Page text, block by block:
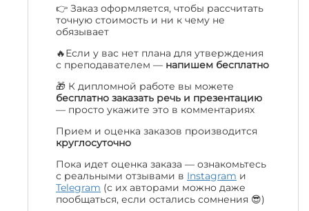
👉 Заказ оформляется, чтобы рассчитать
точную стоимость и ни к чему не
обязывает
🔥Если у вас нет плана для утверждения
с преподавателем — напишем бесплатно
🎁 К дипломной работе вы можете
бесплатно заказать речь и презентацию
— просто укажите это в комментариях
Прием и оценка заказов производится
круглосуточно
Пока идет оценка заказа — ознакомьтесь
с реальными отзывами в Instagram и
Telegram (с их авторами можно даже
пообщаться, если остались сомнения 😎)